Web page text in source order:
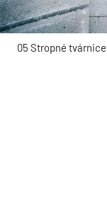
05 Stropné tvárnice